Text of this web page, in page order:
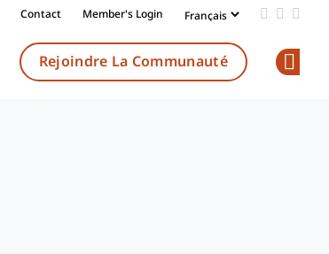
Contact Member's Login Add us
Follow
Rejoindre La Communauté